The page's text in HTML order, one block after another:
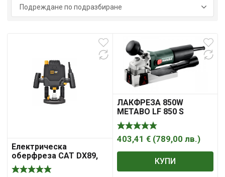
Електрическа
оберфреза CAT DX89,
2100 W, 6-12 мм
ЛАКФРЕЗА 850W
METABO LF 850 S
403,41 € (789,00 лв.)
КУПИ